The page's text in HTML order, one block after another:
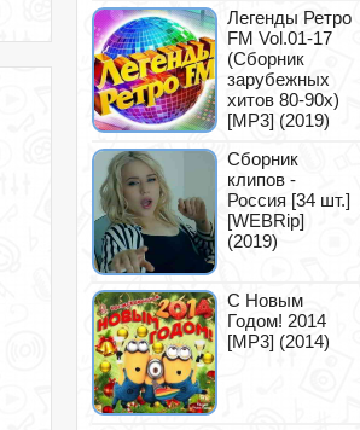
Легенды Ретро
FM Vol.01-17
(Сборник
зарубежных
хитов 80-90х)
[MP3] (2019)
Сборник
клипов -
Россия [34 шт.]
[WEBRip]
(2019)
С Новым
Годом! 2014
[MP3] (2014)